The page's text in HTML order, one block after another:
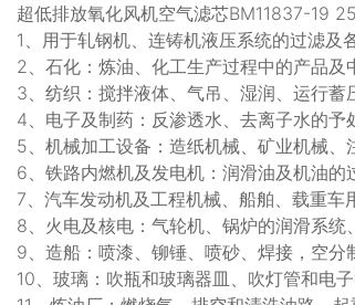
超低排放氧化风机空气滤芯BM11837-19
1、用于轧钢机、连铸机液压系统的过滤及
2、石化：炼油、化工生产过程中的产品
3、纺织：搅拌液体、气吊、湿润、运行
4、电子及制药：反渗透水、去离子水的予
5、机械加工设备：造纸机械、矿业机械
6、铁路内燃机及发电机：润滑油及机油的
7、汽车发动机及工程机械、船舶、载重车
8、火电及核电：气轮机、锅炉的润滑系统
9、造船：喷漆、铆锤、喷砂、焊接，空分
10、玻璃：吹瓶和玻璃器皿、吹灯管和电